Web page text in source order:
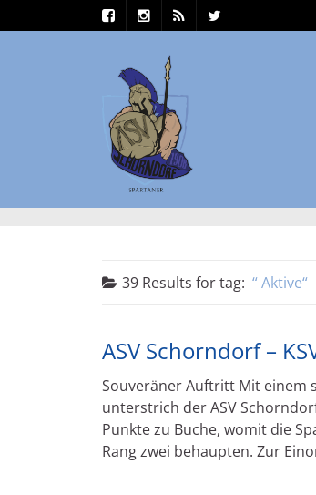
39 Results fortag: Aktive
ASV Schorndorf –
Souveräner Auftritt Mit einem
unterstrich der ASV
Punkte zu Buche, womit die
Rang zwei behaupten. Zur